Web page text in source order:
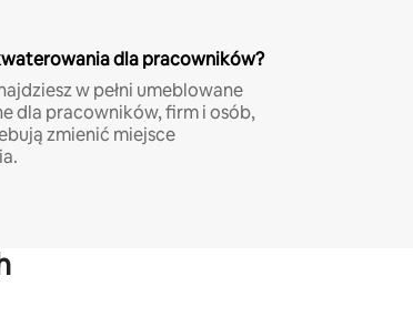
dla pracowników?
w pełni umeblowane
dla pracowników, firm i osób,
zmienić miejsce